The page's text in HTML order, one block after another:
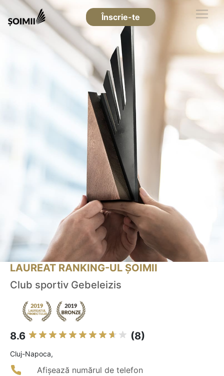
Înscrie-te
LAUREAT RANKING-UL ȘOIMII
Club sportiv Gebeleizis
8.6 (8)
Cluj-Napoca,
Afișează numărul de telefon